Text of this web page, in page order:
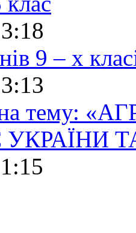
9 – х
тему: